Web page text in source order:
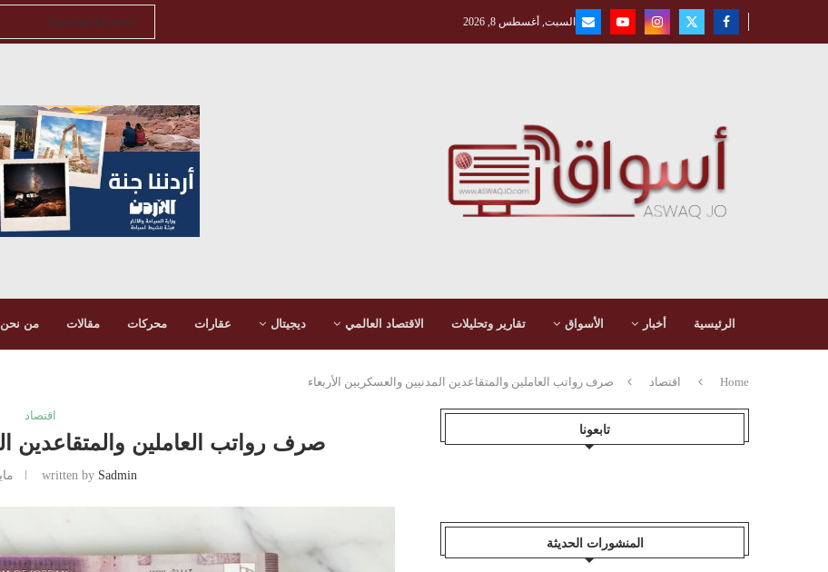
السبت, أغسطس 8, 2026
الرئيسية أخبار الأسواق تقارير وتحليلات الاقتصاد العالمي ديجيتال عقارات محركات مقالات من نحن
Home اقتصاد صرف رواتب العاملين والمتقاعدين المدنيين والعسكريين الأربعاء
اقتصاد
صرف رواتب العاملين والمتقاعدين
written by Sadmin مايو
تابعونا
المنشورات الحديثة